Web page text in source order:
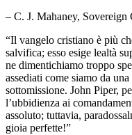
– C. J. Mahaney, Sovereign
“Il vangelo cristiano è più
salvifica; esso esige lealtà
ne dimentichiamo troppo
assediati come siamo da
sottomissione. John Piper,
l’ubbidienza ai
assoluto; tuttavia,
gioia perfette!”